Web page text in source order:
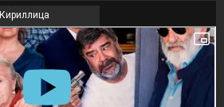
Кириллица